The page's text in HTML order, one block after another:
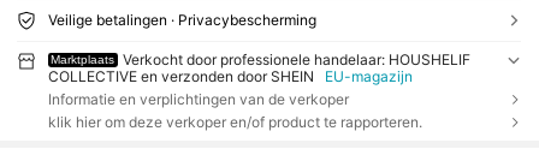
Veilige betalingen · Privacybescherming
Marktplaats
Verkocht door professionele handelaar: HOUSHELIF
COLLECTIVE en verzonden door SHEIN
EU-magazijn
Informatie en verplichtingen van de verkoper
klik hier om deze verkoper en/of product te rapporteren.